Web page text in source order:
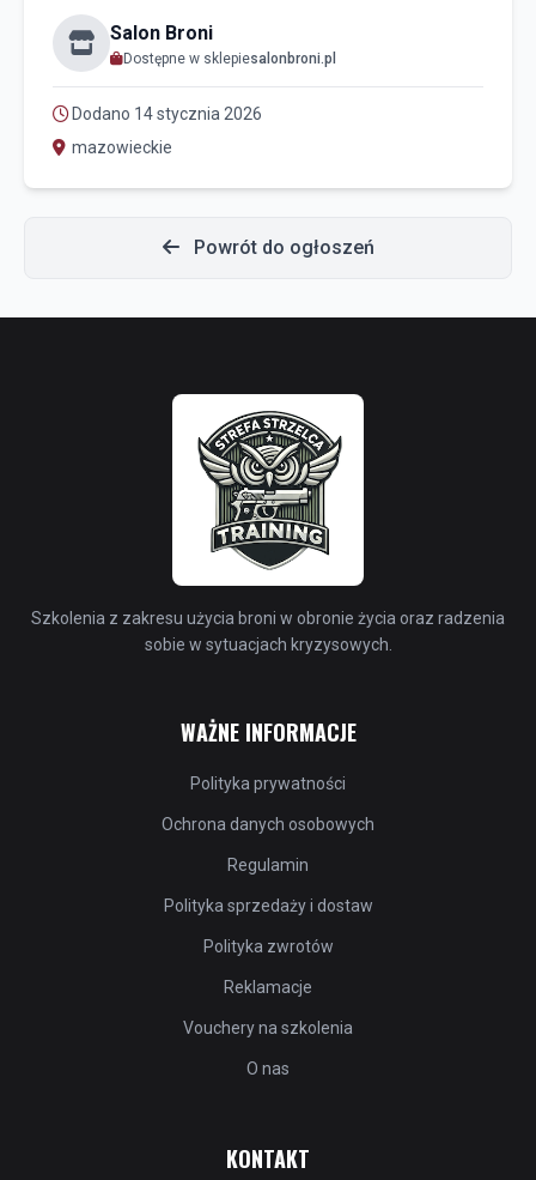
Salon Broni
Dostępne w sklepiesalonbroni.pl
Dodano 14 stycznia 2026
mazowieckie
Powrót do ogłoszeń
Szkolenia z zakresu użycia broni w obronie życia oraz radzenia
sobie w sytuacjach kryzysowych.
WAŻNE INFORMACJE
Polityka prywatności
Ochrona danych osobowych
Regulamin
Polityka sprzedaży i dostaw
Polityka zwrotów
Reklamacje
Vouchery na szkolenia
O nas
KONTAKT